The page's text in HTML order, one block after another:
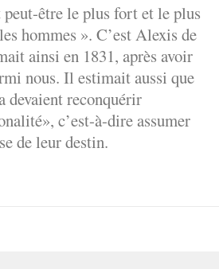
être le plus fort et le plus
hommes ». C’est Alexis de
ainsi en 1831, après avoir
nous. Il estimait aussi que
devaient reconquérir
c’est-à-dire assumer
de leur destin.